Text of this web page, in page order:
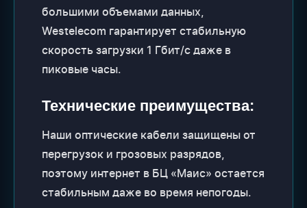
большими объемами данных,
Westelecom гарантирует стабильную
скорость загрузки 1 Гбит/с даже в
пиковые часы.
Технические преимущества:
Наши оптические кабели защищены от
перегрузок и грозовых разрядов,
поэтому интернет в БЦ «Маис» остается
стабильным даже во время непогоды.